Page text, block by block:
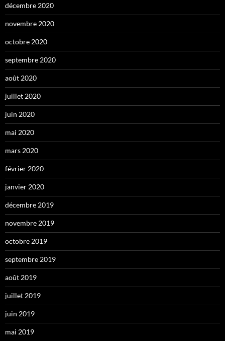
décembre 2020
novembre 2020
octobre 2020
septembre 2020
août 2020
juillet 2020
juin 2020
mai 2020
mars 2020
février 2020
janvier 2020
décembre 2019
novembre 2019
octobre 2019
septembre 2019
août 2019
juillet 2019
juin 2019
mai 2019